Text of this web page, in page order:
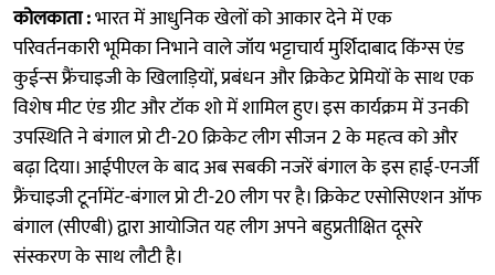
कोलकाता :भारत में आधुनिक खेलों को आकार देने में एक
परिवर्तनकारी भूमिका निभाने वाले जॉय भट्टाचार्य मुर्शिदाबाद किंग्स एंड
कुईन्स फ्रैंचाइजी के खिलाड़ियों, प्रबंधन और क्रिकेट प्रेमियों के साथ एक
विशेष मीट एंड ग्रीट और टॉक शो में शामिल हुए। इस कार्यक्रम में उनकी
उपस्थिति ने बंगाल प्रो टी-20 क्रिकेट लीग सीजन 2 के महत्व को और
बढ़ा दिया। आईपीएल के बाद अब सबकी नजरें बंगाल के इस हाई-एनर्जी
फ्रैंचाइजी टूर्नामेंट-बंगाल प्रो टी-20 लीग पर है। क्रिकेट एसोसिएशन ऑफ
बंगाल (सीएबी) द्वारा आयोजित यह लीग अपने बहुप्रतीक्षित दूसरे
संस्करण के साथ लौटी है।